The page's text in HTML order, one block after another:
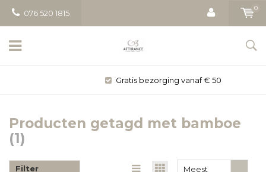
076 520 1815
0
Gratis bezorging vanaf € 50
Producten getagd met bamboe
(1)
Filter
Meest